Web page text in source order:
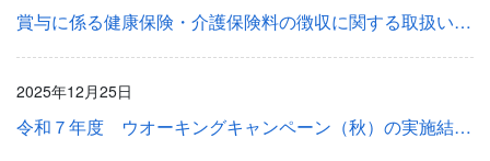
賞与に係る健康保険・介護保険料の徴収に関する取扱いについて
2025年12月25日
令和７年度 ウオーキングキャンペーン（秋）の実施結果等について